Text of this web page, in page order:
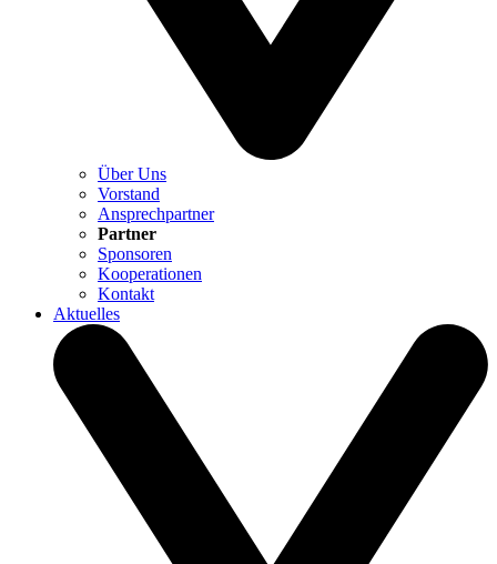
Über Uns
Vorstand
Ansprechpartner
Partner
Sponsoren
Kooperationen
Kontakt
Aktuelles